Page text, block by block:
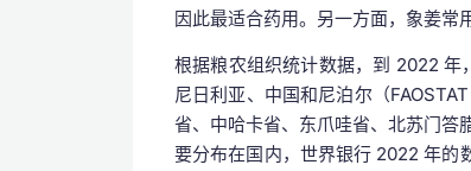
因此最适合药用。另一方面，象姜常
根据粮农组织统计数据，到 2022 年
尼日利亚、中国和尼泊尔（
省、中哈卡省、东爪哇省、北苏门答
要分布在国内，世界银行 2022 年的